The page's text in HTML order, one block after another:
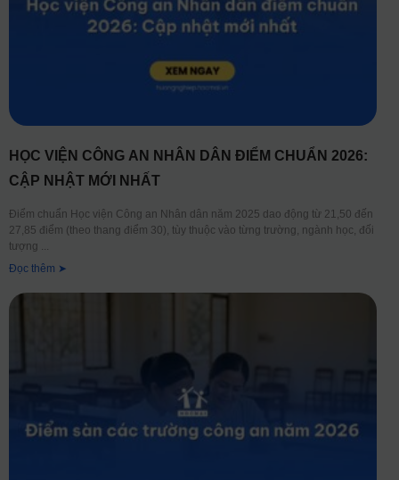
HỌC VIỆN CÔNG AN NHÂN DÂN ĐIỂM CHUẨN 2026:
CẬP NHẬT MỚI NHẤT
Điểm chuẩn Học viện Công an Nhân dân năm 2025 dao động từ 21,50 đến
27,85 điểm (theo thang điểm 30), tùy thuộc vào từng trường, ngành học, đối
tượng
Đọc thêm ➤